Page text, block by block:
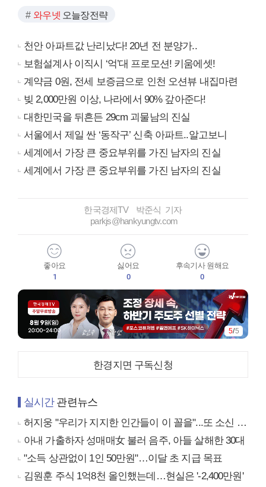
와우넷 오늘장전략
천안 아파트값 난리났다! 20년 전 분양가..
보험설계사 이직시 ‘억’대 프로모션! 키움에셋!
계약금 0원, 전세 보증금으로 인천 오션뷰 내집마련
빚 2,000만원 이상, 나라에서 90% 갚아준다!
대한민국을 뒤흔든 29cm 괴물남의 진실
서울에서 제일 싼 ‘동작구’ 신축 아파트..알고보니
세계에서 가장 큰 중요부위를 가진 남자의 진실
세계에서 가장 큰 중요부위를 가진 남자의 진실
한국경제TV 박준식 기자
parkjs@hankyungtv.com
좋아요
1
싫어요
0
후속기사 원해요
0
5/5
한경지면 구독신청
실시간관련뉴스
허지웅 "우리가 지지한 인간들이 이 꼴을"...또 소신 발언
아내 가출하자 성매매女 불러 음주, 아들 살해한 30대
"소득 상관없이 1인 50만원"…이달 초 지급 목표
김원훈 주식 1억8천 올인했는데…현실은 '-2,400만원'